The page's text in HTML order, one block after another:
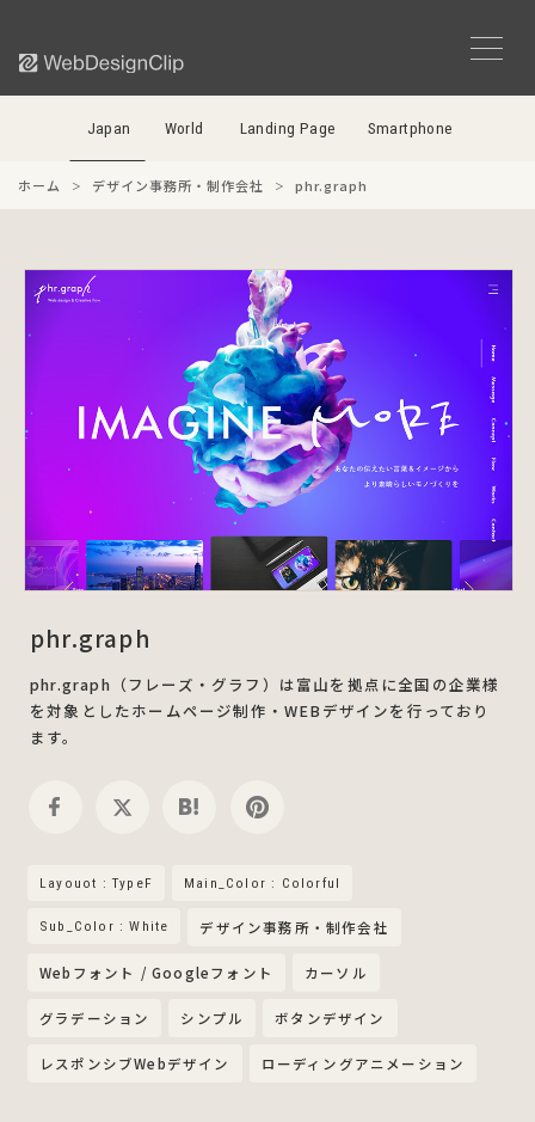
Japan World Landing Page Smartphone
ホーム デザイン事務所・制作会社 phr.graph
phr.graph
phr.graph（フレーズ・グラフ）は富山を拠点に全国の企業様
を対象としたホームページ制作・WEBデザインを行っており
ます。
Layouot : TypeF Main_Color : Colorful
Sub_Color : White デザイン事務所・制作会社
Webフォント / Googleフォント カーソル
グラデーション シンプル ボタンデザイン
レスポンシブWebデザイン ローディングアニメーション